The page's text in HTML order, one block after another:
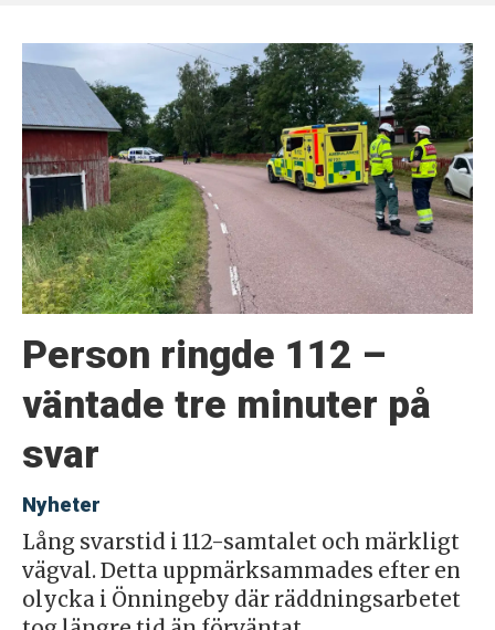
Person ringde 112 –
väntade tre minuter på
svar
Nyheter
Lång svarstid i 112-samtalet och märkligt
vägval. Detta uppmärksammades efter en
olycka i Önningeby där räddningsarbetet